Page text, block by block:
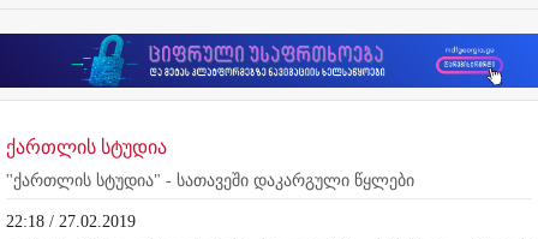
ქართლის სტუდია
''ქართლის სტუდია" - სათავეში დაკარგული წყლები
22:18 / 27.02.2019